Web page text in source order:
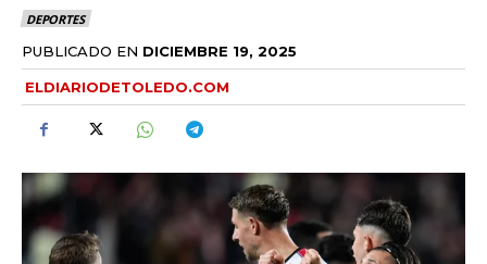
DEPORTES
PUBLICADO EN DICIEMBRE 19, 2025
ELDIARIODETOLEDO.COM